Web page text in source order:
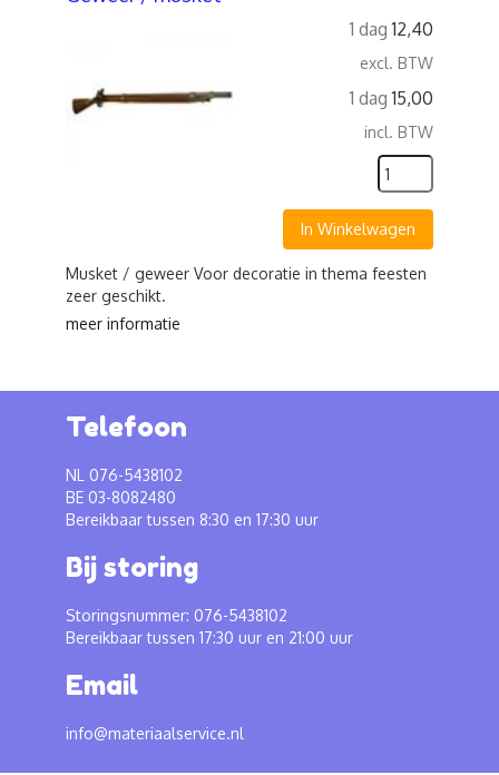
1 dag 12,40
excl. BTW
1 dag 15,00
incl. BTW
In Winkelwagen
Musket / geweer Voor decoratie in thema feesten
zeer geschikt.
meer informatie
Telefoon
NL 076-5438102
BE 03-8082480
Bereikbaar tussen 8:30 en 17:30 uur
Bij storing
Storingsnummer: 076-5438102
Bereikbaar tussen 17:30 uur en 21:00 uur
Email
info@materiaalservice.nl